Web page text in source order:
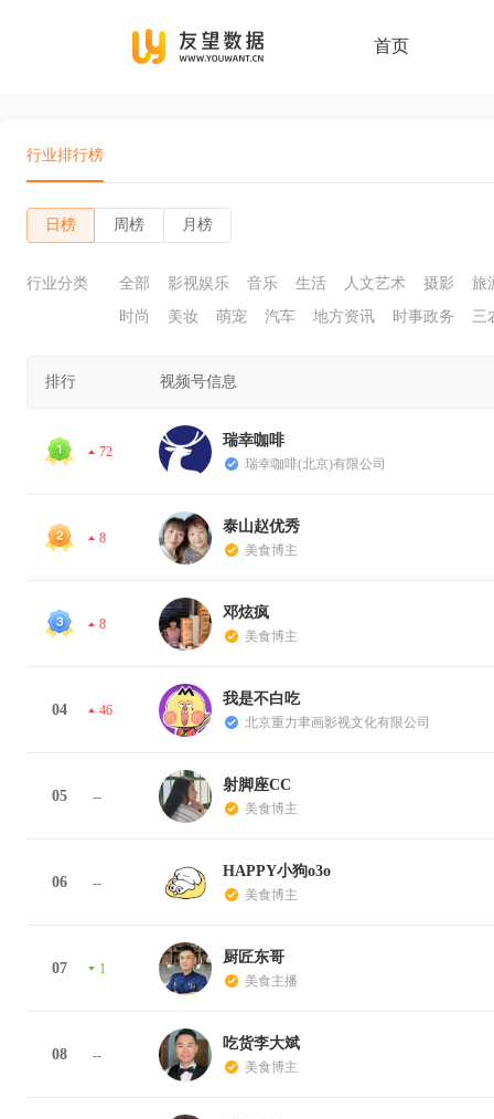
首页
行业排行榜
日榜 周榜 月榜
行业分类 全部 影视娱乐 音乐 生活 人文艺术 摄影
旅
时尚
美妆 萌宠 汽车 地方资讯 时事政务 三
排行 视频号信息
72
瑞幸咖啡
瑞幸咖啡(北京)有限公司
8
泰山赵优秀
美食博主
8
邓炫疯
美食博主
04 46
我是不白吃
北京重力聿画影视文化有限公司
05 --
射脚座CC
美食博主
06 --
HAPPY小狗o3o
美食博主
07 1
厨匠东哥
美食主播
08 --
吃货李大斌
美食博主